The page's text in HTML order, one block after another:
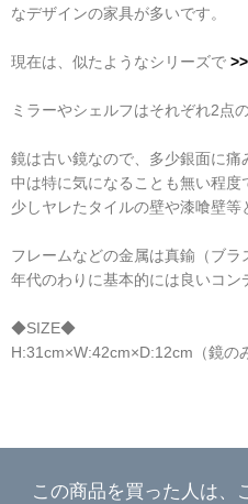
なデザインの家具が多いです。
現在は、似たようなシリーズで
ミラーやシェルフはそれぞれ2点
鏡は古い鏡なので、多少銀面に
中は特に気になることも無い程度
少しヤレたタイルの壁や漆喰壁等
フレームなどの金属は真鍮（ブラ
年代のわりに基本的には良いコン
◆SIZE◆
H:31cm×W:42cm×D:12cm（鏡の
この商品を買った人は、